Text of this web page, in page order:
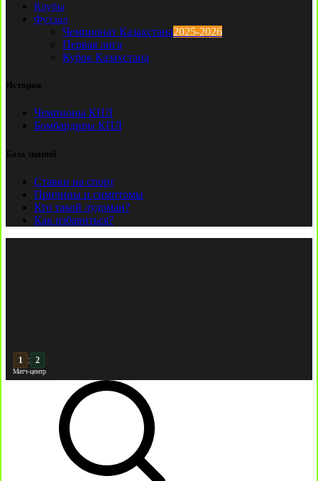
Клубы
Футзал
Чемпионат Казахстана2025-2026
Первая лига
Кубок Казахстана
История
Чемпионы КПЛ
Бомбардиры КПЛ
База знаний
Ставки на спорт
Причины и симптомы
Кто такой лудоман?
Как избавиться?
2 : 2
Матч-центр